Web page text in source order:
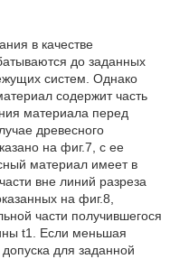
в качестве
до заданных
систем. Однако
содержит часть
материала перед
древесного
на фиг.7, с ее
материал имеет в
вне линий разреза
на фиг.8,
части получившегося
t1. Если меньшая
для заданной